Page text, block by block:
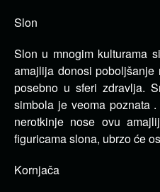
Slon
Slon u mnogim kulturama
amajlija donosi poboljšanje
posebno u sferi zdravlja.
simbola je veoma poznata
nerotkinje nose ovu
figuricama slona, ubrzo će
Kornjača